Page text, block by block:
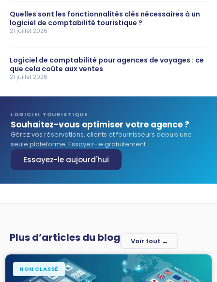
Quelles sont les fonctionnalités clés nécessaires à un
logiciel de comptabilité touristique ?
21 juillet 2026
Logiciel de comptabilité pour agences de voyages : ce
que cela coûte aux ventes
21 juillet 2026
LOGICIEL TOURISTIQUE
Souhaitez-vous optimiser votre agence ?
Gérez vos réservations, clients et fournisseurs depuis une
seule plateforme. Essayez-le gratuitement.
Essayez-le aujourd'hui
Plus d’articles du blog Voir tout →
NON CLASSÉ